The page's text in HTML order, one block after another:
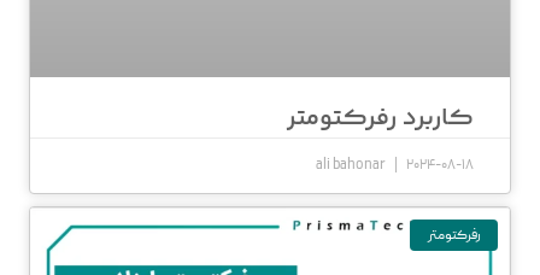
کاربرد رفرکتومتر
ali bahonar 2024-08-18
رفرکتومتر